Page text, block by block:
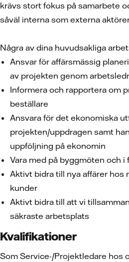
krävs stort fokus på samarbete
såväl interna som externa
Några av dina huvudsakliga
Ansvar för affärsmässig
av projekten genom
Informera och rapportera om
beställare
Ansvara för det ekonomiska
projekten/uppdragen samt
uppföljning på ekonomin
Vara med på byggmöten och
Aktivt bidra till nya affärer hos
kunder
Aktivt bidra till att vi
säkraste arbetsplats
Kvalifikationer
Som Service-/Projektledare hos